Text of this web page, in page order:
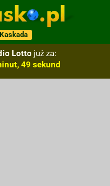
Lotto już za:
48 sekund